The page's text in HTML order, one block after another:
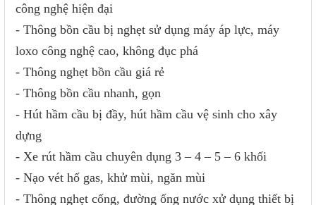
công nghệ hiện đại
- Thông bồn cầu bị nghẹt sử dụng máy áp lực, máy
loxo công nghệ cao, không đục phá
- Thông nghẹt bồn cầu giá rẻ
- Thông bồn cầu nhanh, gọn
- Hút hầm cầu bị đầy, hút hầm cầu vệ sinh cho xây
dựng
- Xe rút hầm cầu chuyên dụng 3 – 4 – 5 – 6 khối
- Nạo vét hố gas, khử mùi, ngăn mùi
- Thông nghẹt cống, đường ống nước xử dụng thiết bị